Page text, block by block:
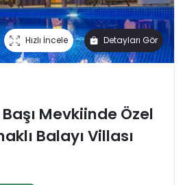
Hızlı İncele Detayları Gör
Mevkiinde Özel
Balayı Villası